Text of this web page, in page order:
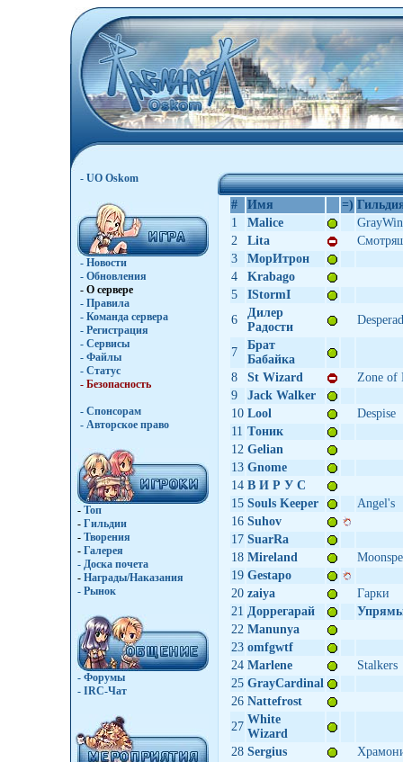
- UO Oskom
- Новости
- Обновления
- О сервере
- Правила
- Команда сервера
- Регистрация
- Сервисы
- Файлы
- Статус
- Безопасность
- Спонсорам
- Авторское право
- Топ
- Гильдии
- Творения
- Галерея
- Доска почета
- Награды/Наказания
- Рынок
- Форумы
- IRC-Чат
# Имя =)
1
Malice
2
Lita
3
МорИтрон
4
Krabago
5
IStormI
6
Дилер
Радости
7
Брат
Бабайка
8
St Wizard
Zone of
9
Jack Walker
10 Lool
Despise
11 Tоник
12 Gelian
13 Gnome
14 В И Р У С
15 Souls Keeper
Angel's
16 Suhov
17 SuarRa
18 Mireland
19 Gestapo
20 zaiya
Гарки
21 Доррегарай
22 Manunya
23 omfgwtf
24 Marlene
Stalkers
25 GrayCardinal
26 Nattefrost
27
White
Wizard
28 Sergius